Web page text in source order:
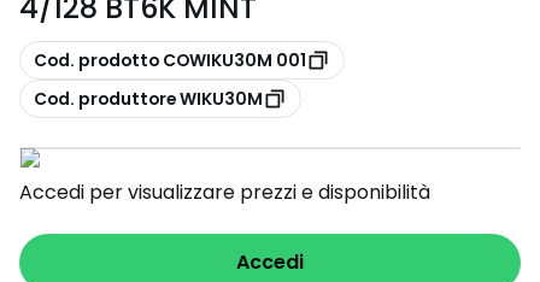
copia
Cod. prodotto COWIKU30M 001
copia
Cod. produttore WIKU30M
Accedi per visualizzare prezzi e disponibilità
Accedi